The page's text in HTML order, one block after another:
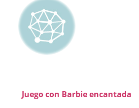
Juego con Barbie encantada